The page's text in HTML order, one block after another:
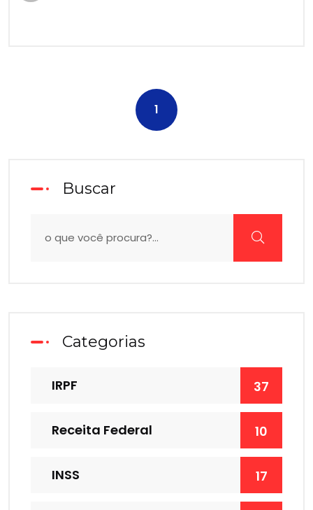
1
Buscar
Categorias
IRPF 37
Receita Federal 10
INSS 17